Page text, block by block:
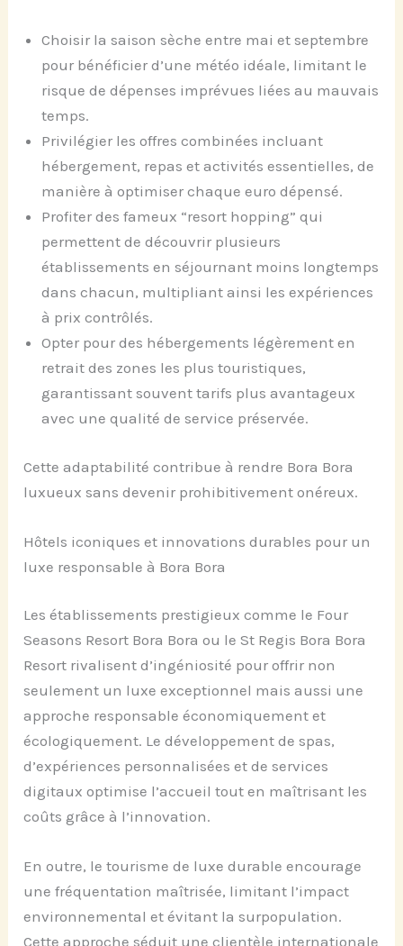
Choisir la saison sèche entre mai et septembre
pour bénéficier d’une météo idéale, limitant le
risque de dépenses imprévues liées au mauvais
temps.
Privilégier les offres combinées incluant
hébergement, repas et activités essentielles, de
manière à optimiser chaque euro dépensé.
Profiter des fameux “resort hopping” qui
permettent de découvrir plusieurs
établissements en séjournant moins longtemps
dans chacun, multipliant ainsi les expériences
à prix contrôlés.
Opter pour des hébergements légèrement en
retrait des zones les plus touristiques,
garantissant souvent tarifs plus avantageux
avec une qualité de service préservée.
Cette adaptabilité contribue à rendre Bora Bora
luxueux sans devenir prohibitivement onéreux.
Hôtels iconiques et innovations durables pour un
luxe responsable à Bora Bora
Les établissements prestigieux comme le Four
Seasons Resort Bora Bora ou le St Regis Bora Bora
Resort rivalisent d’ingéniosité pour offrir non
seulement un luxe exceptionnel mais aussi une
approche responsable économiquement et
écologiquement. Le développement de spas,
d’expériences personnalisées et de services
digitaux optimise l’accueil tout en maîtrisant les
coûts grâce à l’innovation.
En outre, le tourisme de luxe durable encourage
une fréquentation maîtrisée, limitant l’impact
environnemental et évitant la surpopulation.
Cette approche séduit une clientèle internationale